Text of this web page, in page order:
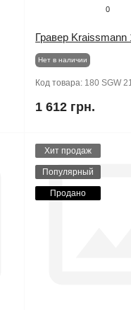
0
Гравер Kraissmann
Нет в наличии
Код товара: 180 SGW
1 612 грн.
Хит продаж
Популярный
Продано